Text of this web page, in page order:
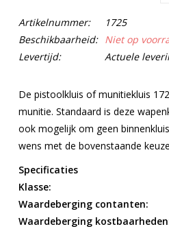
Artikelnummer:
1725
Beschikbaarheid:
Niet op
Levertijd:
Actuele
De pistoolkluis of munitiekluis
munitie. Standaard is deze
ook mogelijk om geen
wens met de bovenstaande
Specificaties
Klasse:
Waardeberging contanten:
Waardeberging